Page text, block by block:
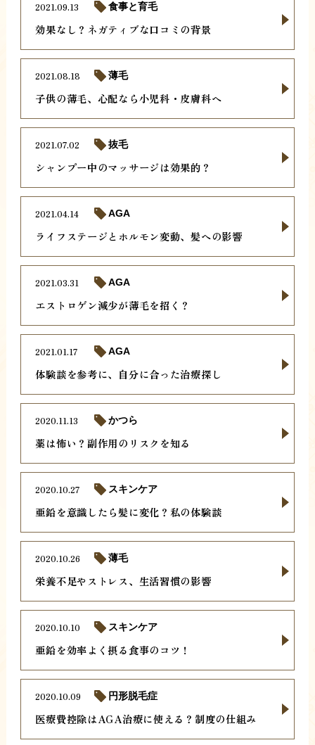
効果なし？ネガティブな口コミの背景
2021.09.13 食事と育毛
子供の薄毛、心配なら小児科・皮膚科へ
2021.08.18 薄毛
シャンプー中のマッサージは効果的？
2021.07.02 抜毛
ライフステージとホルモン変動、髪への影響
2021.04.14 AGA
エストロゲン減少が薄毛を招く？
2021.03.31 AGA
体験談を参考に、自分に合った治療探し
2021.01.17 AGA
薬は怖い？副作用のリスクを知る
2020.11.13 かつら
亜鉛を意識したら髪に変化？私の体験談
2020.10.27 スキンケア
栄養不足やストレス、生活習慣の影響
2020.10.26 薄毛
亜鉛を効率よく摂る食事のコツ！
2020.10.10 スキンケア
医療費控除はAGA治療に使える？制度の仕組み
2020.10.09 円形脱毛症